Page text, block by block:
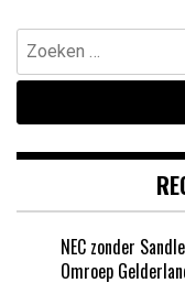
Zoeken
naar:
NEC zonder
Omroep